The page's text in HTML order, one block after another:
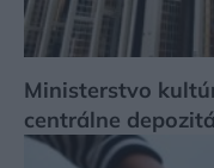
Ministerstvo
centrálne